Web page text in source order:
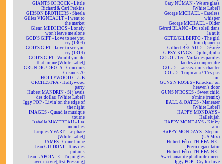
GIANTS OF ROCK - Little
Richard & Carl Perkins
GIBSON BROTHERS - Sheela
Gilles VIGNEAULT - I went to
the market
Glenn MEDEIROS - Lonely
won't leave me alone
GOD'S GIFT - Love to see you
cry (1304)
GOD'S GIFT - Love to see you
cry (1314)
GOD'S GIFT - Would you do
that for me [White Label]
GRUNDIG/DECCA - Concours
Cosmos 70
HOLLYWOOD CLUB
ORCHESTRA - Hollywood
party
Hubert MANDRIN - Si j'avais
des dollars [White Label]
Iggy POP - Livin' on the edge of
the night
IMAGES - Quand la musique
tourne
Isabelle MAYEREAU - Les
mouches
Jacques YVART - Le phare
[White Label]
JAMES - Come home
Jean GUIDONI - Tous des
putains
Jean LAPOINTE - Tu jongles
avec ma vie [Test Pressing]
Gary NUMAN - We are glass
[White Label]
George MICHAEL - Careless
whisper
George MICHAEL - Older
Gérard BLANC - Du soleil dans
la nuit
GETZ/GILBERTO - The girl
from Ipanema
Gilbert BÉCAUD - Désirée
GIPSY KINGS - Djobi, djoba
GOGOL 1er - Voilà des paroles
faciles à comprendre
GOLD - Laissez-nous chanter
GOLD - Tropicana / T'es pas
fou
GUNS N'ROSES - Knockin' on
heaven's door
GUNS N'ROSES - Sweet child
o'mine (remix)
HALL & OATES - Maneater
[White Label]
HAPPY MONDAYS -
Hallelujah
HAPPY MONDAYS - Kinky
afro
HAPPY MONDAYS - Step on
(US Mix)
Hubert-Félix THIÉFAINE -
Precox ejaculator
Hubert-Félix THIÉFAINE -
Sweet amanite phalloïde queen
Iggy POP - Cry for love